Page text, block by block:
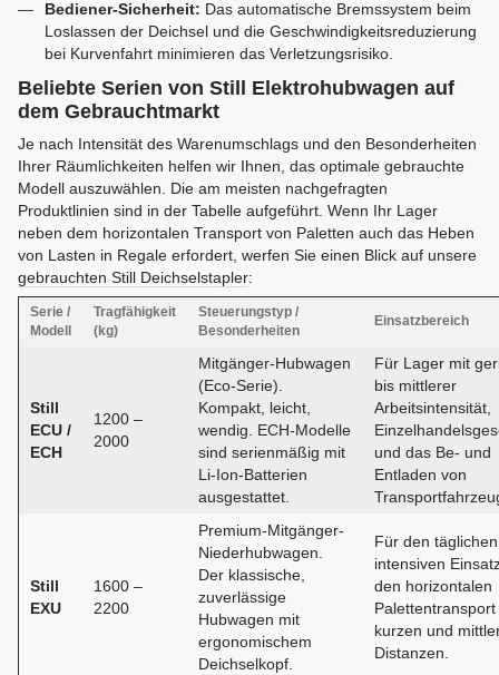
Bediener-Sicherheit: Das automatische Bremssystem beim
Loslassen der Deichsel und die Geschwindigkeitsreduzierung
bei Kurvenfahrt minimieren das Verletzungsrisiko.
Beliebte Serien von Still Elektrohubwagen auf
dem Gebrauchtmarkt
Je nach Intensität des Warenumschlags und den Besonderheiten
Ihrer Räumlichkeiten helfen wir Ihnen, das optimale gebrauchte
Modell auszuwählen. Die am meisten nachgefragten
Produktlinien sind in der Tabelle aufgeführt. Wenn Ihr Lager
neben dem horizontalen Transport von Paletten auch das Heben
von Lasten in Regale erfordert, werfen Sie einen Blick auf unsere
gebrauchten Still Deichselstapler:
Serie /
Modell
Tragfähigkeit
(kg)
Steuerungstyp /
Besonderheiten
Einsatzbereich
Still
ECU /
ECH
1200 –
2000
Mitgänger-Hubwagen
(Eco-Serie).
Kompakt, leicht,
wendig. ECH-Modelle
sind serienmäßig mit
Li-Ion-Batterien
ausgestattet.
Für Lager mit
bis mittlerer
Arbeitsintensität,
und das Be- und
Entladen von
Still
EXU
1600 –
2200
Premium-Mitgänger-
Niederhubwagen.
Der klassische,
zuverlässige
Hubwagen mit
ergonomischem
Deichselkopf.
Für den täglichen
intensiven
den horizontalen
kurzen und
Distanzen.